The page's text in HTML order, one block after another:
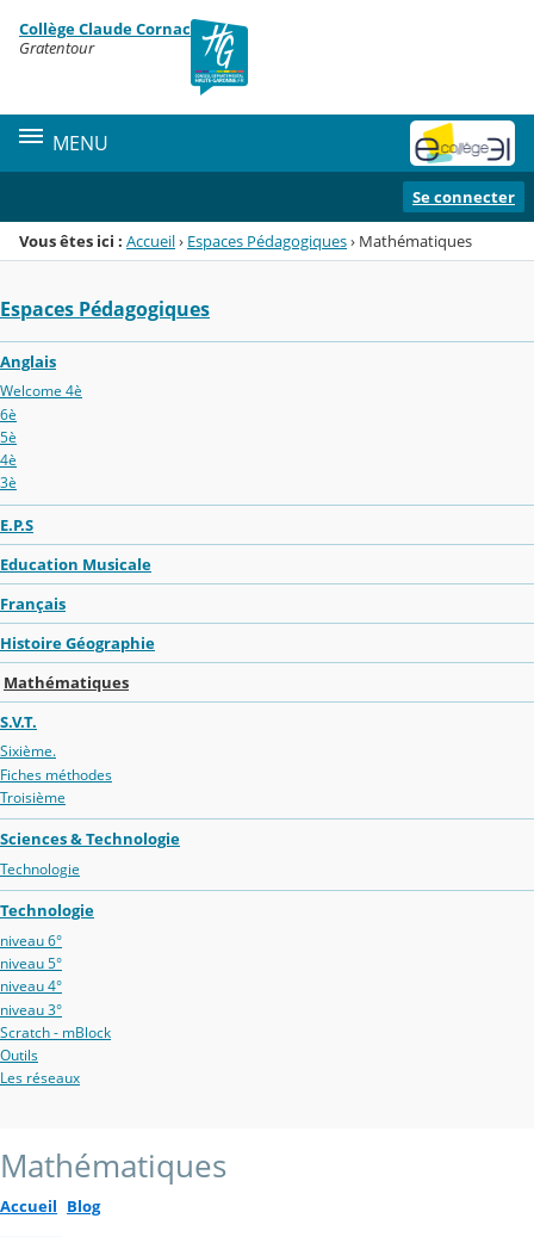
Menu de la rubrique
Contenu
Collège Claude Cornac
Gratentour
MENU
Se connecter
Vous êtes ici : Accueil› Espaces Pédagogiques› Mathématiques
Espaces Pédagogiques
Anglais
Welcome 4è
6è
5è
4è
3è
E.P.S
Education Musicale
Français
Histoire Géographie
Mathématiques
S.V.T.
Sixième.
Fiches méthodes
Troisième
Sciences & Technologie
Technologie
Technologie
niveau 6°
niveau 5°
niveau 4°
niveau 3°
Scratch - mBlock
Outils
Les réseaux
Mathématiques
Accueil Blog